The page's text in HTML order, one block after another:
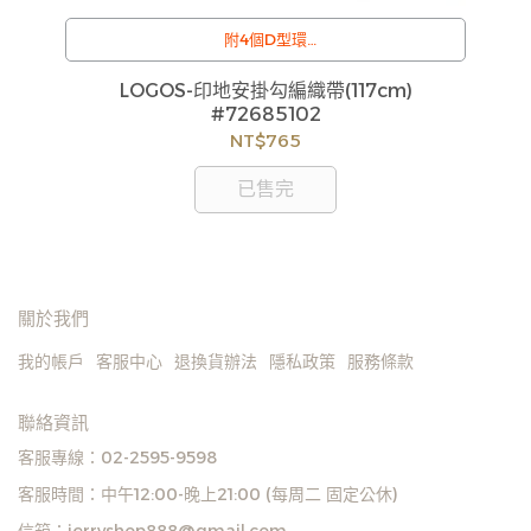
附4個D型環
/
訂購注意事項 :
商品流動性快且多個平台共用庫存，偶有下單後缺貨
情形，客服人員將立即與您聯繫交期或更換商品，如
無法出貨，本公司將有權取消訂單，造成不便尚請見
諒。如遇庫存不足無法下單，亦歡迎洽詢客服。
LOGOS-印地安掛勾編織帶(117cm)
#72685102
NT$765
已售完
關於我們
我的帳戶 客服中心 退換貨辦法 隱私政策 服務條款
聯絡資訊
客服專線：02-2595-9598
客服時間：中午12:00-晚上21:00 (每周二 固定公休)